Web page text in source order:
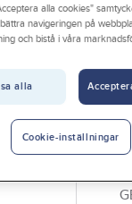
Butiksmaterial
alla cookies"
navigeringen på
och bistå i våra
alla
Cookie-inställningar